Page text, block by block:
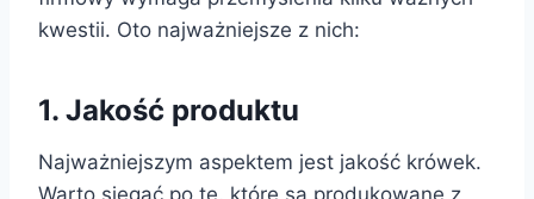
kwestii. Oto najważniejsze z nich:
1. Jakość produktu
Najważniejszym aspektem jest jakość krówek.
Warto sięgać po te, które są produkowane z